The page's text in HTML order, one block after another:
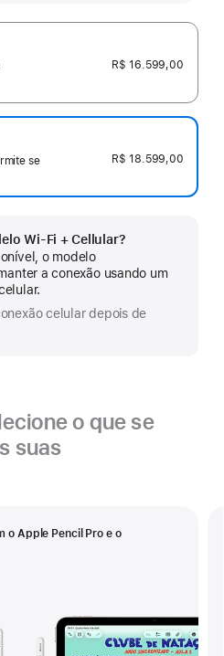
R$ 16.599,00
se
R$ 18.599,00
Wi‑Fi + Cellular?
o modelo
a conexão usando um
celular depois de
o que se
suas
o Apple Pencil Pro e o